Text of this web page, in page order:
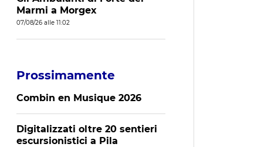
Marmi a Morgex
07/08/26 alle 11:02
Prossimamente
Combin en Musique 2026
Digitalizzati oltre 20 sentieri
escursionistici a Pila